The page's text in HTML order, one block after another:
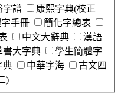
字譜
康熙字典(校正
手冊
簡化字總表
中文大辭典
漢語
書大字典
學生簡體字
典 中華字海
古文四
)